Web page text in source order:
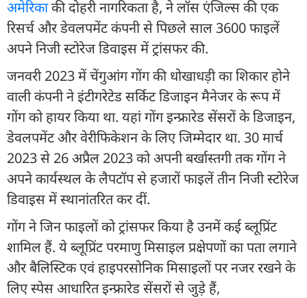
अमेरिकाकी दोहरी नागरिकता है, ने लॉस एंजिल्स की एक
रिसर्च और डेवलपमेंट कंपनी से पिछले साल 3600 फाइलें
अपने निजी स्टोरेज डिवाइस में ट्रांसफर की.
जनवरी 2023 में चेंगुआंग गोंग की धोखाधड़ी का शिकार होने
वाली कंपनी ने इंटीगरेटेड सर्किट डिजाइन मैनेजर के रूप में
गोंग को हायर किया था. यहां गोंग इन्फ्रारेड सेंसरों के डिजाइन,
डेवलपमेंट और वेरीफिकेशन के लिए जिम्मेदार था. 30 मार्च
2023 से 26 अप्रैल 2023 को अपनी बर्खास्तगी तक गोंग ने
अपने कार्यस्थल के लैपटॉप से हजारों फाइलें तीन निजी स्टोरेज
डिवाइस में स्थानांतरित कर दीं.
गोंग ने जिन फाइलों को ट्रांसफर किया है उनमें कई ब्लूप्रिंट
शामिल हैं. ये ब्लूप्रिंट परमाणु मिसाइल प्रक्षेपणों का पता लगाने
और बैलिस्टिक एवं हाइपरसोनिक मिसाइलों पर नजर रखने के
लिए स्पेस आधारित इन्फ्रारेड सेंसरों से जुड़े हैं,